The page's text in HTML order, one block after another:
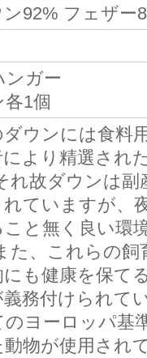
92% フェザー
ンガー
1個
ダウンには食料
により精選され
れ故ダウンは
ていますが、
こと無く良い環
た、これらの飼
にも健康を保て
務付けられて
のヨーロッパ基
物が使用され